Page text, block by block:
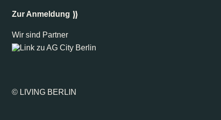
Zur Anmeldung
Wir sind Partner
© LIVING BERLIN